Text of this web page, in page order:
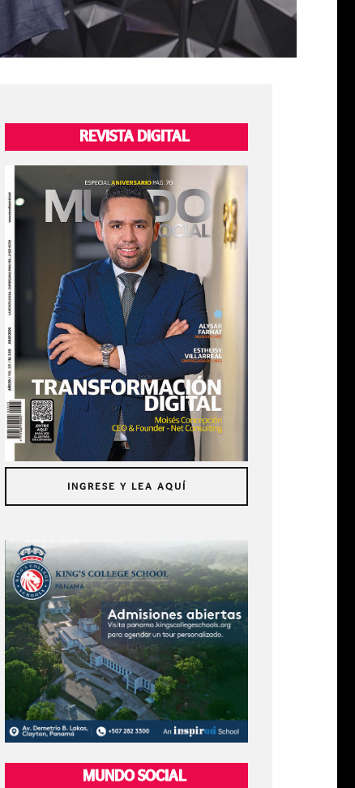
REVISTA DIGITAL
INGRESE Y LEA AQUÍ
MUNDO SOCIAL